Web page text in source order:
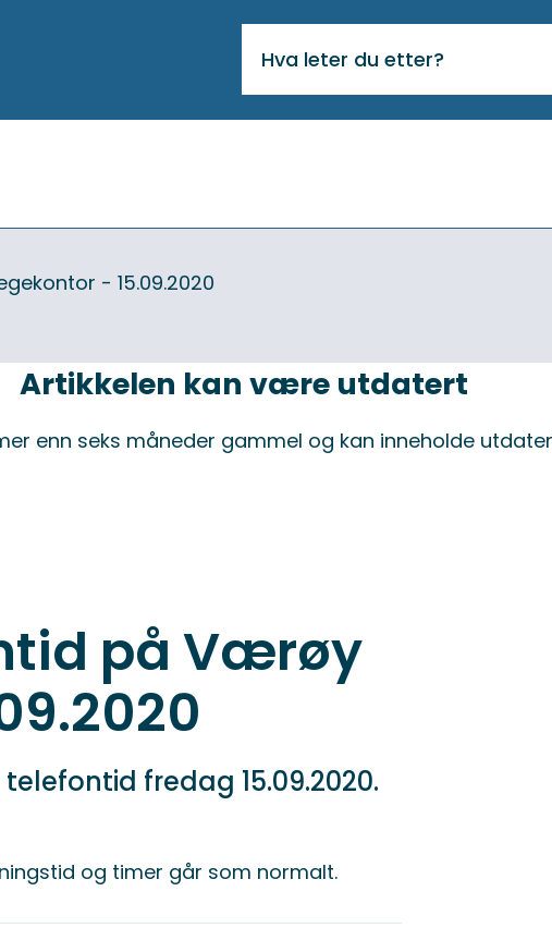
MELDING
- 15.09.2020
Artikkelen kan være utdatert
enn seks måneder gammel og kan inneholde
på Værøy
fredag 15.09.2020.
og timer går som normalt.